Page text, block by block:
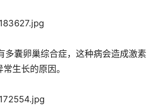
多囊卵巢综合症，这种病会造成激素
生长的原因。